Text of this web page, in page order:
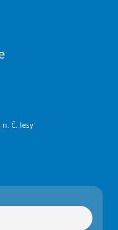
n. Č. lesy